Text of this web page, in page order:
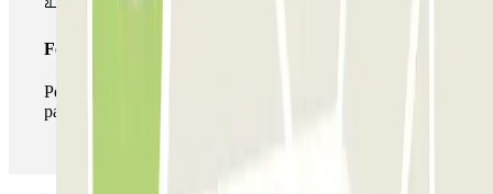
Forfait illimité
Pendant votre séjour, vous pouvez entrer et sortir du
parking aussi souvent que vous le souhaitez.